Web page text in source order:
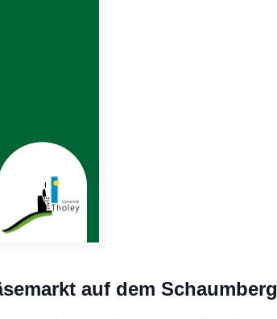
auf dem Schaumberg